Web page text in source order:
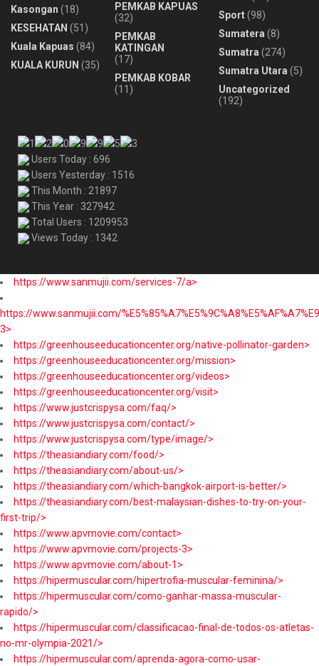
Kasongan (18)
KESEHATAN (51)
Kuala Kapuas (84)
KUALA KURUN (35)
PEMKAB KAPUAS
(32)
PEMKAB
KATINGAN
(17)
PEMKAB KOBAR
(11)
Sport(98)
Sumatera (8)
Sumatra (274)
Sumatra Utara (5)
Uncategorized
(192)
Users Today : 696
Users Yesterday : 1516
This Month : 21897
This Year : 327942
Total Users : 1209953
Views Today : 1342
https://www.sanmujii.com/services-7/a>
https://www.sanmujii.com/
3>
https://greenhouseeducationcenter.org/native-pollinator-garden>
https://greenhouseeducationcenter.org/mission>
https://greenhouseeducationcenter.org/videos>
https://greenhouseeducationcenter.org/visit>
https://www.justcrispysa.com/faq/>
https://www.justcrispysa.com/contact/>
https://www.justcrispysa.com/type/image/>
https://theasiandiary.com/food/>
https://theasiandiary.com/about-us/>
https://theasiandiary.com/which-bangkok-airport-is-better/>
https://theasiandiary.com/best-malaysian-dishes-to-try-on-your-
first-trip/>
https://www.apvmovie.com/contact>
https://www.apvmovie.com/projects-3>
https://www.apvmovie.com/about-1>
https://hipermuscular.com/hipertrofia-muscular-feminina/>
https://hipermuscular.com/como-ganhar-massa-muscular-
rapido/>
https://hipermuscular.com/classificacao-final-de-todos-os-atletas-
no-mr-olympia-2021/>
https://hipermuscular.com/aprenda-agora-como-usar-